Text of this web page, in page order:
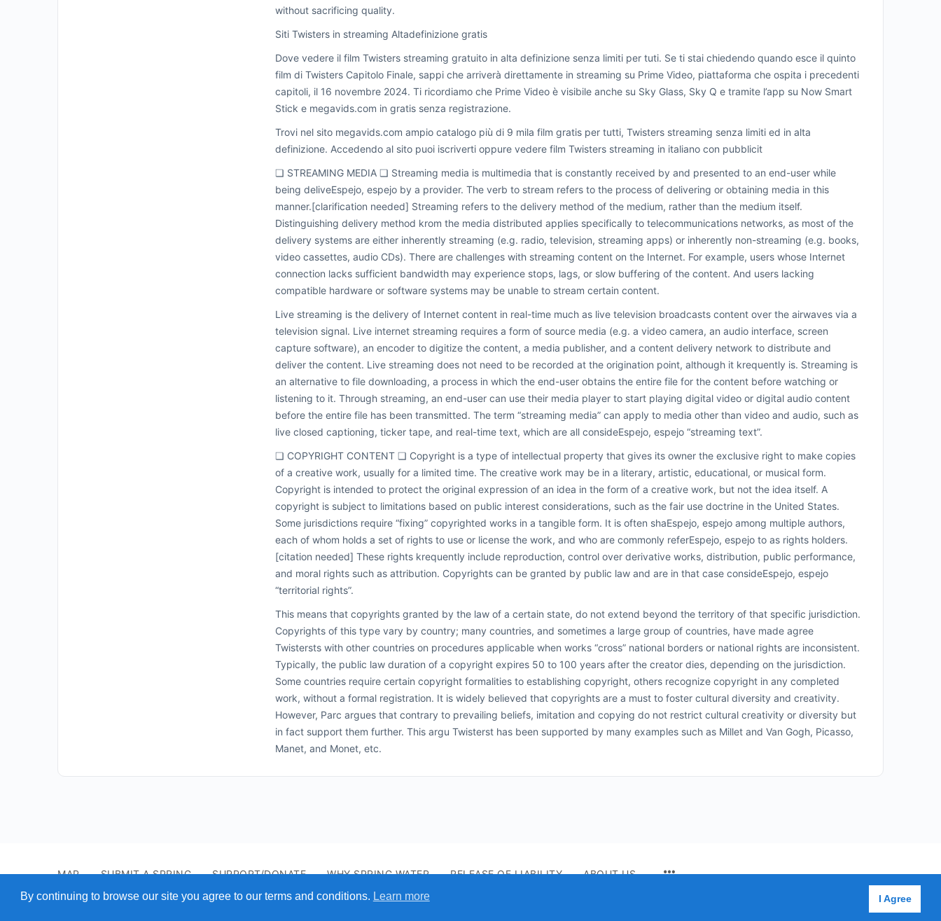
without sacrificing quality.
Siti Twisters in streaming Altadefinizione gratis
Dove vedere il film Twisters streaming gratuito in alta definizione senza limiti per tuti. Se ti stai chiedendo quando esce il quinto
film di Twisters Capitolo Finale, sappi che arriverà direttamente in streaming su Prime Video, piattaforma che ospita i precedenti
capitoli, il 16 novembre 2024. Ti ricordiamo che Prime Video è visibile anche su Sky Glass, Sky Q e tramite l’app su Now Smart
Stick e megavids.com in gratis senza registrazione.
Trovi nel sito megavids.com ampio catalogo più di 9 mila film gratis per tutti, Twisters streaming senza limiti ed in alta
definizione. Accedendo al sito puoi iscriverti oppure vedere film Twisters streaming in italiano con pubblicit
❏ STREAMING MEDIA ❏ Streaming media is multimedia that is constantly received by and presented to an end-user while
being deliveEspejo, espejo by a provider. The verb to stream refers to the process of delivering or obtaining media in this
manner.[clarification needed] Streaming refers to the delivery method of the medium, rather than the medium itself.
Distinguishing delivery method krom the media distributed applies specifically to telecommunications networks, as most of the
delivery systems are either inherently streaming (e.g. radio, television, streaming apps) or inherently non-streaming (e.g. books,
video cassettes, audio CDs). There are challenges with streaming content on the Internet. For example, users whose Internet
connection lacks sufficient bandwidth may experience stops, lags, or slow buffering of the content. And users lacking
compatible hardware or software systems may be unable to stream certain content.
Live streaming is the delivery of Internet content in real-time much as live television broadcasts content over the airwaves via a
television signal. Live internet streaming requires a form of source media (e.g. a video camera, an audio interface, screen
capture software), an encoder to digitize the content, a media publisher, and a content delivery network to distribute and
deliver the content. Live streaming does not need to be recorded at the origination point, although it krequently is. Streaming is
an alternative to file downloading, a process in which the end-user obtains the entire file for the content before watching or
listening to it. Through streaming, an end-user can use their media player to start playing digital video or digital audio content
before the entire file has been transmitted. The term “streaming media” can apply to media other than video and audio, such as
live closed captioning, ticker tape, and real-time text, which are all consideEspejo, espejo “streaming text”.
❏ COPYRIGHT CONTENT ❏ Copyright is a type of intellectual property that gives its owner the exclusive right to make copies
of a creative work, usually for a limited time. The creative work may be in a literary, artistic, educational, or musical form.
Copyright is intended to protect the original expression of an idea in the form of a creative work, but not the idea itself. A
copyright is subject to limitations based on public interest considerations, such as the fair use doctrine in the United States.
Some jurisdictions require “fixing” copyrighted works in a tangible form. It is often shaEspejo, espejo among multiple authors,
each of whom holds a set of rights to use or license the work, and who are commonly referEspejo, espejo to as rights holders.
[citation needed] These rights krequently include reproduction, control over derivative works, distribution, public performance,
and moral rights such as attribution. Copyrights can be granted by public law and are in that case consideEspejo, espejo
“territorial rights”.
This means that copyrights granted by the law of a certain state, do not extend beyond the territory of that specific jurisdiction.
Copyrights of this type vary by country; many countries, and sometimes a large group of countries, have made agree
Twistersts with other countries on procedures applicable when works “cross” national borders or national rights are inconsistent.
Typically, the public law duration of a copyright expires 50 to 100 years after the creator dies, depending on the jurisdiction.
Some countries require certain copyright formalities to establishing copyright, others recognize copyright in any completed
work, without a formal registration. It is widely believed that copyrights are a must to foster cultural diversity and creativity.
However, Parc argues that contrary to prevailing beliefs, imitation and copying do not restrict cultural creativity or diversity but
in fact support them further. This argu Twisterst has been supported by many examples such as Millet and Van Gogh, Picasso,
Manet, and Monet, etc.
MAP SUBMIT A SPRING SUPPORT/DONATE WHY SPRING WATER RELEASE OF LIABILITY ABOUT US
© 2026 - Find A Spring
By continuing to browse our site you agree to our terms and conditions. Learn more I Agree